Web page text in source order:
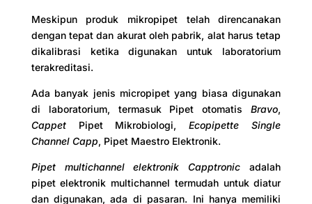
Meskipun produk mikropipet telah direncanakan
dengan tepat dan akurat oleh pabrik, alat harus tetap
dikalibrasi ketika digunakan untuk laboratorium
terakreditasi.
Ada banyak jenis micropipet yang biasa digunakan
di laboratorium, termasuk Pipet otomatisBravo,
CappetPipet Mikrobiologi,Ecopipette Single
Channel Capp, Pipet Maestro Elektronik.
Pipet multichannel elektronik Capptronic adalah
pipet elektronik multichannel termudah untuk diatur
dan digunakan, ada di pasaran. Ini hanya memiliki